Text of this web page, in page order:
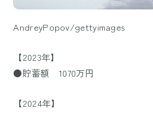
AndreyPopov/gettyimages
【2023年】
●貯蓄額 1070万円
【2024年】